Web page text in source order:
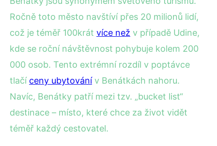
Ročně toto město navštíví přes 20 milionů lidí,
což je téměř 100krát více než v případě Udine,
kde se roční návštěvnost pohybuje kolem 200
000 osob. Tento extrémní rozdíl v poptávce
tlačí ceny ubytovánív Benátkách nahoru.
Navíc, Benátky patří mezi tzv. „bucket list“
destinace – místo, které chce za život vidět
téměř každý cestovatel.